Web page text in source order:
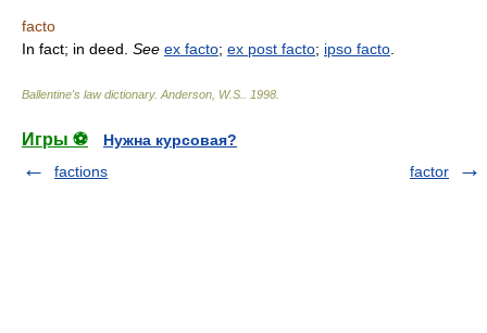
facto
In fact; in deed. See ex facto; ex post facto; ipso facto
Ballentine's law dictionary. Anderson, W.S. 1998
Игры ⚽
Нужна курсовая?
factions
factor